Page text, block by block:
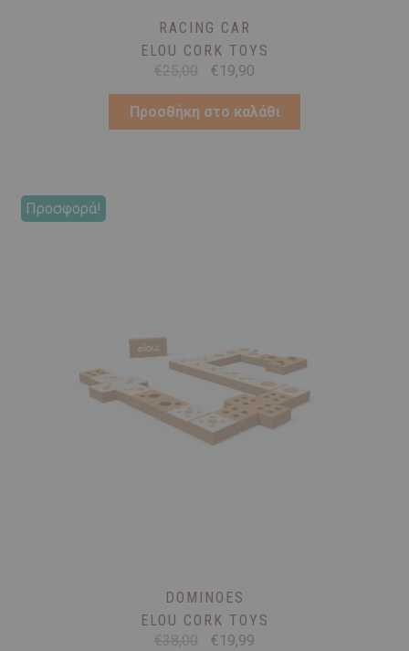
RACING CAR
ELOU CORK TOYS
€25,00
Original
was:
€25,00.
€ 19,90Η
τιμή
είναι:
Προσθήκη στο καλάθι
DOMINOES
ELOU CORK TOYS
Προσφορά!
€38,00
Original
€ 19,99Η